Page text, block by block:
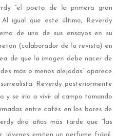
“el poeta de la primera gran
igual que este último, Reverdy
de uno de sus ensayos en su
(colaborador de la revista) en
de que la imagen debe nacer de
más o menos alejadas” aparece
Reverdy posteriormente
y se iría a vivir al campo tomando
entre cafés en los bares de
dirá años más tarde que “las